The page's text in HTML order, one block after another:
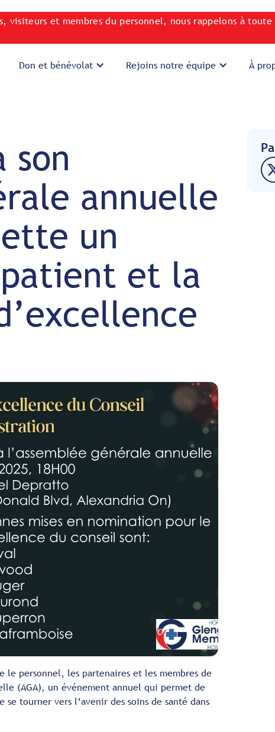
visiteurs et membres du personnel, nous rappelons à
Don et bénévolat Rejoins notre équipe À
son
annuelle
un
et la
le personnel, les partenaires et les membres de
(AGA), un événement annuel qui permet de
tourner vers l’avenir des soins de santé dans